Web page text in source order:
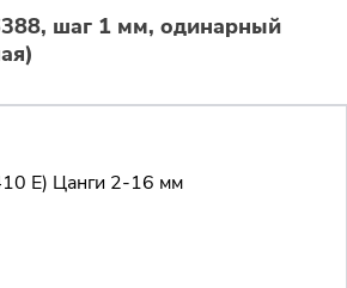
шаг 1 мм, одинарный